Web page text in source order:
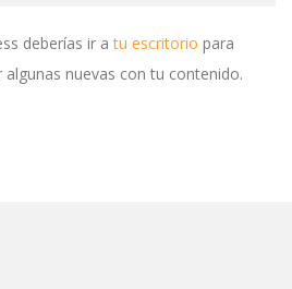
deberías ir atu escritorio para
nuevas con tu contenido.